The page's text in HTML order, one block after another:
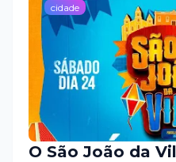
cidade
O São João da